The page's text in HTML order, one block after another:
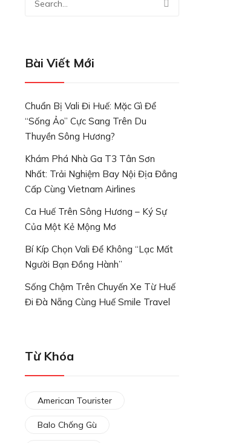
Bài Viết Mới
Chuẩn Bị Vali Đi Huế: Mặc Gì Để
“Sống Ảo” Cực Sang Trên Du
Thuyền Sông Hương?
Khám Phá Nhà Ga T3 Tân Sơn
Nhất: Trải Nghiệm Bay Nội Địa Đẳng
Cấp Cùng Vietnam Airlines
Ca Huế Trên Sông Hương – Ký Sự
Của Một Kẻ Mộng Mơ
Bí Kíp Chọn Vali Để Không “lạc Mất
Người Bạn Đồng Hành”
Sống Chậm Trên Chuyến Xe Từ Huế
Đi Đà Nẵng Cùng Huế Smile Travel
Từ Khóa
American Tourister
Balo Chống Gù